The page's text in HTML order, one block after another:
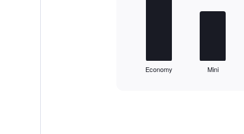
Economy Mini